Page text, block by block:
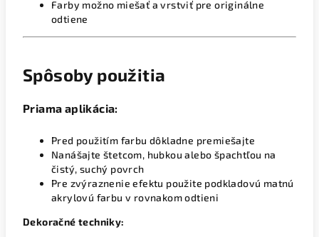
Farby možno miešať a vrstviť pre originálne
odtiene
Spôsoby použitia
Priama aplikácia:
Pred použitím farbu dôkladne premiešajte
Nanášajte štetcom, hubkou alebo špachtľou na
čistý, suchý povrch
Pre zvýraznenie efektu použite podkladovú matnú
akrylovú farbu v rovnakom odtieni
Dekoračné techniky: